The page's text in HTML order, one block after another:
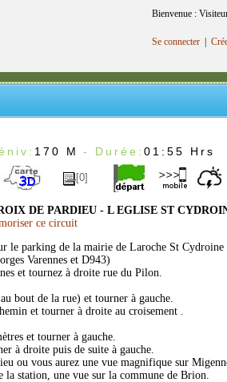
Bienvenue :
Se connecter
170 M- Durée:01:55 Hrs
[0]
DE PARDIEU - L EGLISE ST
ce circuit
le parking de la mairie de Laroche St Cydroine
Varennes et D943)
et tournez à droite rue du Pilon.
bout de la rue) et tourner à gauche.
et tourner à droite au croisement .
et tourner à gauche.
à droite puis de suite à gauche.
ou vous aurez une vue magnifique sur
la station, une vue sur la commune de Brion.